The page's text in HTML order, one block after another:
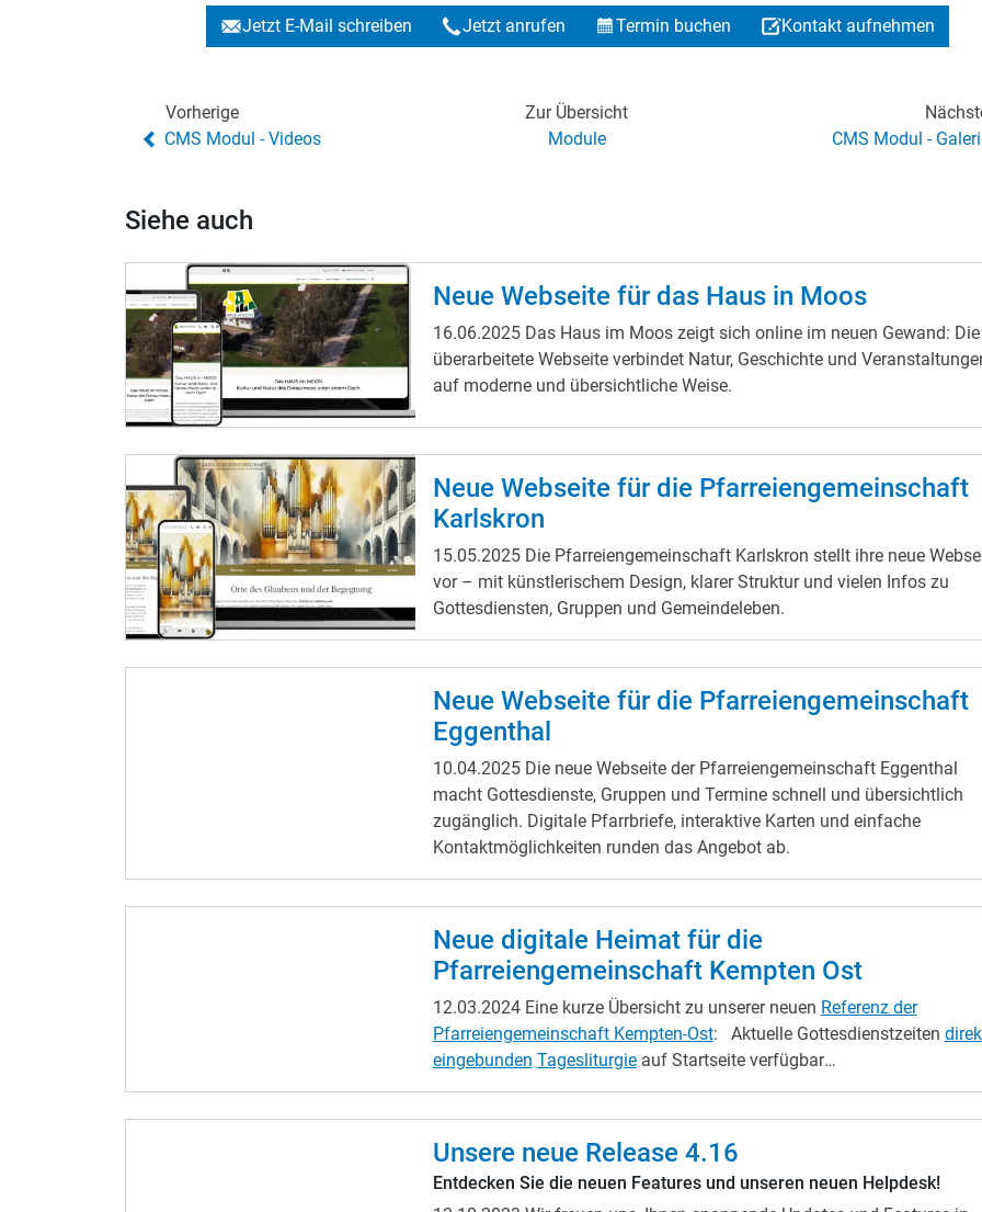
Jetzt E-Mail schreiben Jetzt anrufen Termin buchen Kontakt aufnehmen
Vorherige
CMS Modul - Videos
Zur Übersicht
Module
CMS Modul -
Siehe auch
Neue Webseite für das Haus in Moos
16.06.2025 Das Haus im Moos zeigt sich online im neuen Gewand: Die
überarbeitete Webseite verbindet Natur, Geschichte und
auf moderne und übersichtliche Weise.
Neue Webseite für die Pfarreiengemeinschaft
Karlskron
15.05.2025 Die Pfarreiengemeinschaft Karlskron stellt ihre neue
vor – mit künstlerischem Design, klarer Struktur und vielen Infos zu
Gottesdiensten, Gruppen und Gemeindeleben.
Neue Webseite für die Pfarreiengemeinschaft
Eggenthal
10.04.2025 Die neue Webseite der Pfarreiengemeinschaft Eggenthal
macht Gottesdienste, Gruppen und Termine schnell und übersichtlich
zugänglich. Digitale Pfarrbriefe, interaktive Karten und einfache
Kontaktmöglichkeiten runden das Angebot ab.
Neue digitale Heimat für die
Pfarreiengemeinschaft Kempten Ost
12.03.2024 Eine kurze Übersicht zu unserer neuen Referenz der
Pfarreiengemeinschaft Kempten-Ost
: Aktuelle Gottesdienstzeiten
eingebunden Tagesliturgieauf Startseite verfügbar
Pfarreien im Menü und
Banner erkennbar
(Kirchen, Büros, etc.) Sakramenten-Infos und
Unsere neue Release 4.16
Entdecken Sie die neuen Features und unseren neuen Helpdesk!